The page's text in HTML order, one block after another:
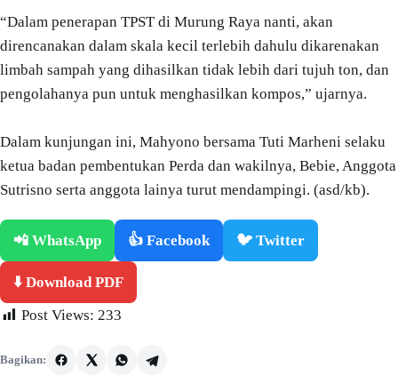
“Dalam penerapan TPST di Murung Raya nanti, akan
direncanakan dalam skala kecil terlebih dahulu dikarenakan
limbah sampah yang dihasilkan tidak lebih dari tujuh ton, dan
pengolahanya pun untuk menghasilkan kompos,” ujarnya.
Dalam kunjungan ini, Mahyono bersama Tuti Marheni selaku
ketua badan pembentukan Perda dan wakilnya, Bebie, Anggota
Sutrisno serta anggota lainya turut mendampingi. (asd/kb).
📲 WhatsApp 👍 Facebook 🐦 Twitter
⬇️ Download PDF
Post Views: 233
Bagikan: